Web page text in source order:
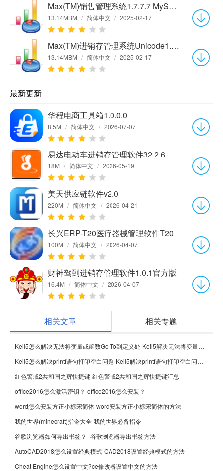
Max(TM)销售管理系统1.7.7.7 MySQL网络版
13.14MBM / 简体中文 / 2025-02-17
Max(TM)进销存管理系统Unicode1.7.7.1 MySQL网络版
13.14MBM / 简体中文 / 2025-02-17
最新更新
华程电商工具箱1.0.0.0
8.5M / 简体中文 / 2026-07-07
易达电动车进销存管理软件32.2.6 官方版
18M / 简体中文 / 2026-05-19
美天供应链软件v2.0
220M / 简体中文 / 2026-04-21
长兴ERP-T20医疗器械管理软件T20
100M / 简体中文 / 2026-04-07
财神驾到进销存管理软件1.0.1官方版
16.4M / 简体中文 / 2026-04-07
相关文章 相关专题
Keil5怎么解决无法将变量或函数Go To到定义处-Keil5解决无法将变量或函数Go To到定义处的方法
Keil5怎么解决printf语句打印空白问题-Keil5解决printf语句打印空白问题的方法
红色警戒2共和国之辉快捷键-红色警戒2共和国之辉快捷键汇总
office2016怎么激活密钥？-office2016怎么安装？
word怎么安装方正小标宋简体-word安装方正小标宋简体的方法
我的世界(minecraft)指令大全-我的世界必备指令
谷歌浏览器如何导出书签？- 谷歌浏览器导出书签方法
AutoCAD2018怎么设置经典模式-CAD2018设置经典模式的方法
Cheat Engine怎么设置中文?ce修改器设置中文的方法